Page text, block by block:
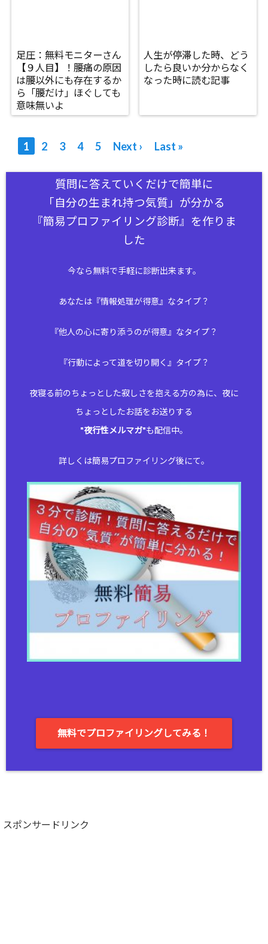
足圧：無料モニターさん
【９人目】！腰痛の原因
は腰以外にも存在するか
ら「腰だけ」ほぐしても
意味無いよ
人生が停滞した時、どう
したら良いか分からなく
なった時に読む記事
1 2 3 4 5 Next › Last »
質問に答えていくだけで簡単に
「自分の生まれ持つ気質」が分かる
『簡易プロファイリング診断』を作りま
した
今なら無料で手軽に診断出来ます。
あなたは『情報処理が得意』なタイプ？
『他人の心に寄り添うのが得意』なタイプ？
『行動によって道を切り開く』タイプ？
夜寝る前のちょっとした寂しさを抱える方の為に、夜に
ちょっとしたお話をお送りする
"夜行性メルマガ"も配信中。
詳しくは簡易プロファイリング後にて。
無料でプロファイリングしてみる！
スポンサードリンク